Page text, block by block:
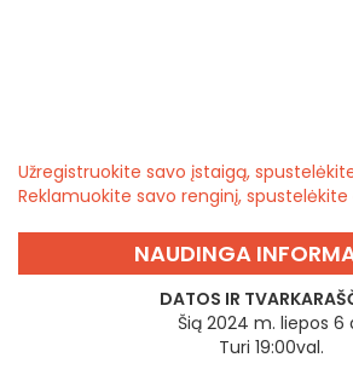
Užregistruokite savo įstaigą,
Reklamuokite savo renginį, spustelėkite
NAUDINGA
DATOS IR
Šią 2024 m. liepos 6
Turi 19:00val.